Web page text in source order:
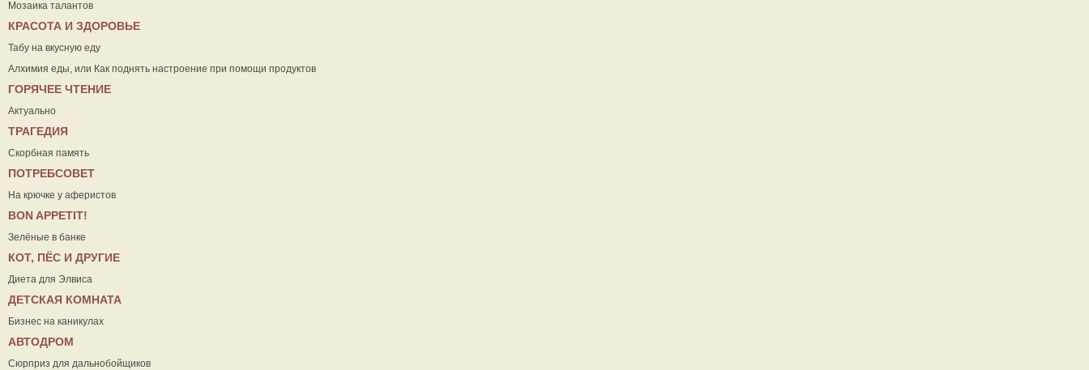
Мозаика талантов
КРАСОТА И ЗДОРОВЬЕ
Табу на вкусную еду
Алхимия еды, или Как поднять настроение при помощи продуктов
ГОРЯЧЕЕ ЧТЕНИЕ
Актуально
ТРАГЕДИЯ
Скорбная память
ПОТРЕБСОВЕТ
На крючке у аферистов
ВON APPETIT!
Зелёные в банке
КОТ, ПЁС И ДРУГИЕ
Диета для Элвиса
ДЕТСКАЯ КОМНАТА
Бизнес на каникулах
АВТОДРОМ
Сюрприз для дальнобойщиков